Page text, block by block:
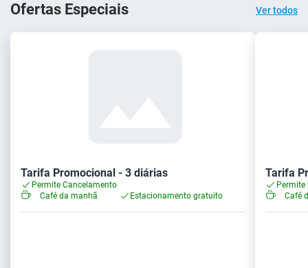
Ofertas Especiais Ver todos
Tarifa Promocional - 3 diárias
Permite Cancelamento
Café da manhã
Estacionamento gratuito
Tarifa
Café